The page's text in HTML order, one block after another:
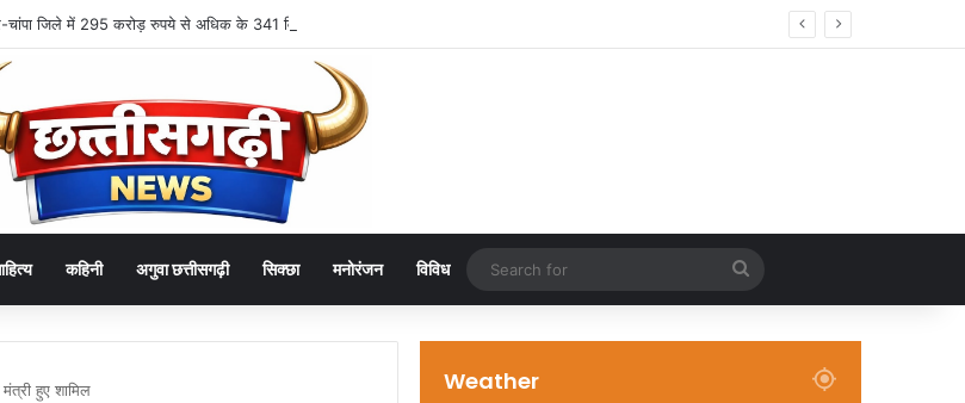
चांपा जिले में 295 करोड़ रुपये से अधिक के 341 विकास कार्यों का किया लोकार्पण एवं भूमिपूजन
कहिनी अगुवा छत्तीसगढ़ी सिक्छा मनोरंजन विविध
for
हुए शामिल Weather